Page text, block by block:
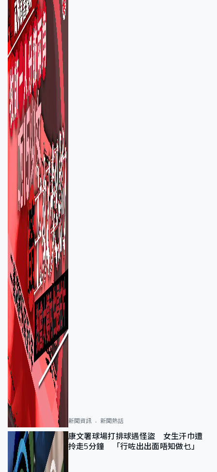
新聞資訊 新聞熱話
康文署球場打排球遇怪盜 女生汗巾遭
拎走5分鐘 「行咗出出面唔知做乜」